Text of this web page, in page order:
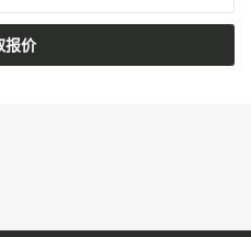
报价